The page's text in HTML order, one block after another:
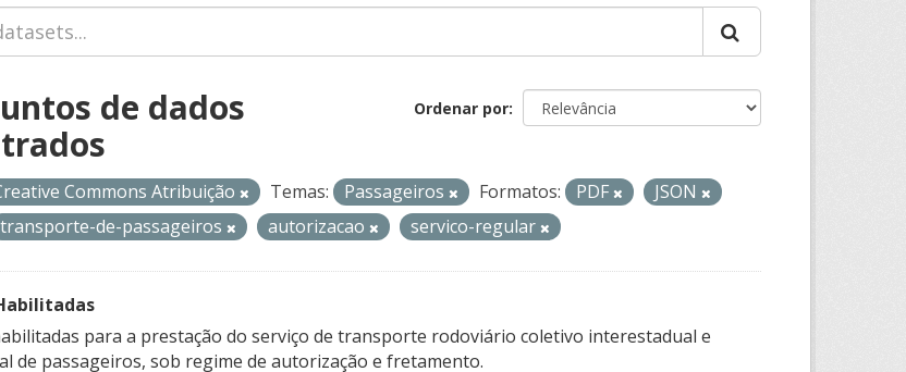
Ordenar por
de dados
Commons Atribuição Temas: Passageiros Formatos: PDF
JSON
transporte-de-passageiros autorizacao servico-regular
para a prestação do serviço de transporte rodoviário coletivo interestadual e
de passageiros, sob regime de autorização e fretamento.